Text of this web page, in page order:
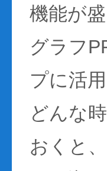
機能が
グラフ
プに活
どんな
おくと